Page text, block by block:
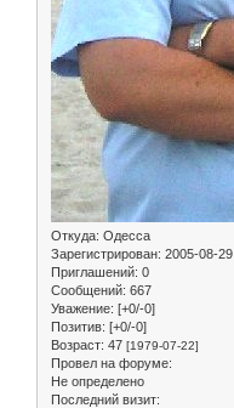
Откуда: Одесса
Зарегистрирован: 2005-08-29
Приглашений: 0
Сообщений: 667
Уважение: [+0/-0]
Позитив: [+0/-0]
Возраст: 47 [1979-07-22]
Провел на форуме:
Не определено
Последний визит: